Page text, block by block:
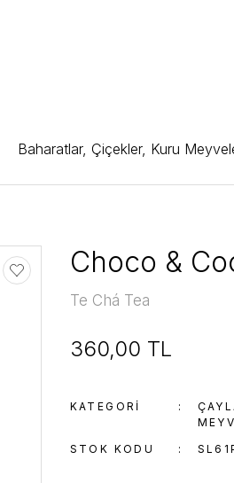
Baharatlar, Çiçekler, Kuru
Choco &
Te Chá Tea
360,00 TL
KATEGORI
STOK KODU